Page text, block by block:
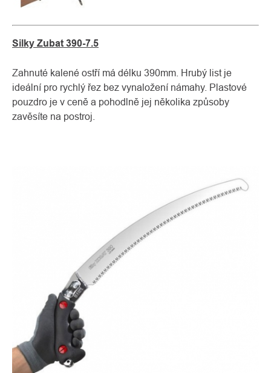
Silky Zubat 390-7.5
Zahnuté kalené ostří má délku 390mm. Hrubý list je
ideální pro rychlý řez bez vynaložení námahy. Plastové
pouzdro je v ceně a pohodlně jej několika způsoby
zavěsíte na postroj.